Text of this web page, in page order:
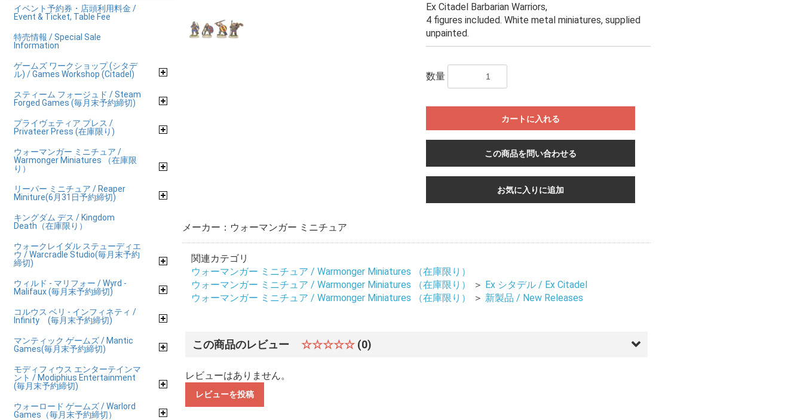
イベント予約券・店頭利用料金 /
Event & Ticket, Table Fee
特売情報 / Special Sale
Information
ゲームズ ワークショップ (シタデ
ル) / Games Workshop (Citadel)
スティーム フォージュド / Steam
Forged Games (毎月末予約締切)
プライヴェティア プレス /
Privateer Press (在庫限り)
ウォーマンガー ミニチュア /
Warmonger Miniatures （在庫限
り）
リーパー ミニチュア / Reaper
Miniture(6月31日予約締切)
キングダム デス / Kingdom
Death（在庫限り）
ウォークレイダル ステューディエ
ウ / Warcradle Studio(毎月末予約
締切)
ウィルド - マリフォー / Wyrd -
Malifaux (毎月末予約締切)
コルウス ベリ - インフィネティ /
Infinity (毎月末予約締切)
マンティック ゲームズ / Mantic
Games(毎月末予約締切)
モディフィウス エンターテインマ
ント / Modiphius Entertainment
(毎月末予約締切)
ウォーロード ゲームズ / Warlord
Games（毎月末予約締切）
Ex Citadel Barbarian Warriors,
4 figures included. White metal miniatures, supplied
unpainted.
数量
カートに入れる
この商品を問い合わせる
お気に入りに追加
メーカー：ウォーマンガー ミニチュア
関連カテゴリ
ウォーマンガー ミニチュア / Warmonger Miniatures （在庫限り）
ウォーマンガー ミニチュア / Warmonger Miniatures （在庫限り）
＞ Ex シタデル / Ex Citadel
ウォーマンガー ミニチュア / Warmonger Miniatures （在庫限り）
＞ 新製品 / New Releases
この商品のレビュー ☆☆☆☆☆ (0)
レビューはありません。
レビューを投稿